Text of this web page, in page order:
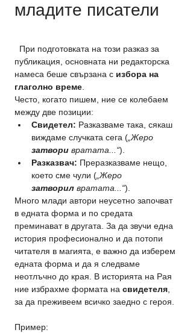
младите писатели
публикация, основната ни редакторска
намеса беше свързана с избора на
глаголно време.
Често, когато пишем, ние се колебаем
между две позиции:
Свидетел: Разказваме така, сякаш
виждаме случката сега („Жеро
затвори вратата...“).
Разказвач: Преразказваме нещо,
което сме чули („Жеро
затворил вратата...“).
Много млади автори неусетно започват
в едната форма и по средата
преминават в другата. За да звучи една
история професионално и да потопи
читателя в магията, е важно да изберем
едната форма и да я следваме
неотлъчно до края. В историята на Рая
ние избрахме формата на свидетеля,
за да преживеем всичко заедно с героя.
Пример: